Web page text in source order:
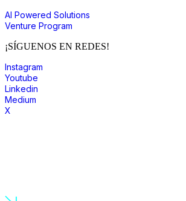
AI Powered Solutions
Venture Program
¡SÍGUENOS EN REDES!
Instagram
Youtube
Linkedin
Medium
X